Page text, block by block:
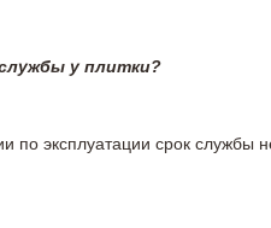
у плитки?
по эксплуатации срок